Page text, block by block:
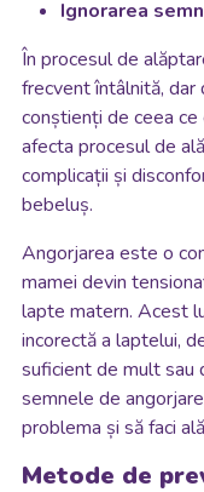
Ignorarea
În procesul de
frecvent întâlnită, dar
conștienți de ceea
afecta procesul de
complicații și
bebeluș.
Angorjarea este o
mamei devin
lapte matern. Acest
incorectă a laptelui,
suficient de mult sau
semnele de
problema și să faci
Metode de